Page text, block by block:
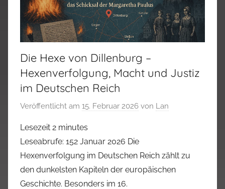
Die Hexe von Dillenburg –
Hexenverfolgung, Macht und Justiz
im Deutschen Reich
Veröffentlicht am 15. Februar 2026 von Lan
Lesezeit 2 minutes
Leseabrufe: 152 Januar 2026 Die
Hexenverfolgung im Deutschen Reich zählt zu
den dunkelsten Kapiteln der europäischen
Geschichte. Besonders im 16.